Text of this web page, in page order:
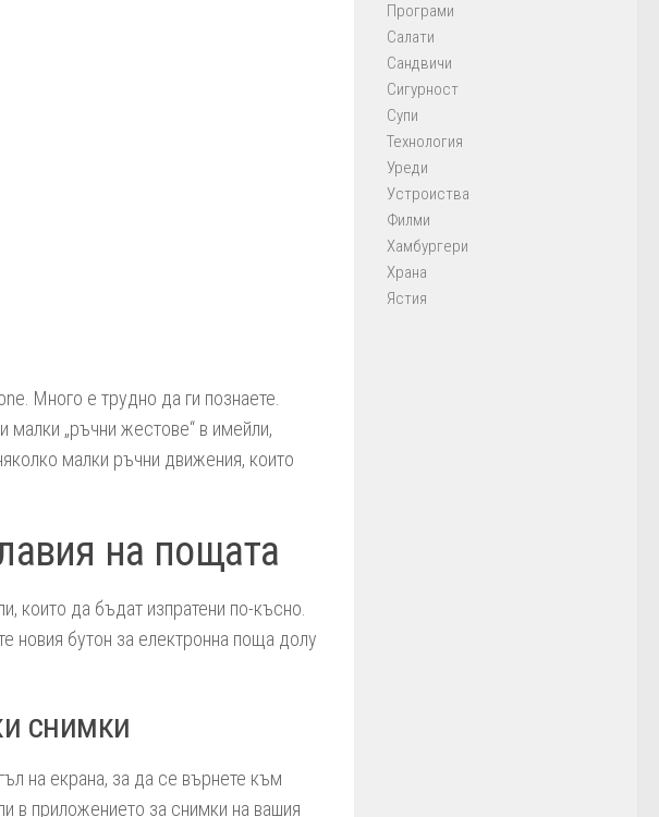
Много е трудно да ги познаете.
малки „ръчни жестове“ в имейли,
малки ръчни движения, които
на пощата
които да бъдат изпратени по-късно.
новия бутон за електронна поща долу
снимки
на екрана, за да се върнете към
в приложението за снимки на вашия
Програми
Салати
Сандвичи
Сигурност
Супи
Технология
Уреди
Устроиства
Филми
Хамбургери
Храна
Ястия